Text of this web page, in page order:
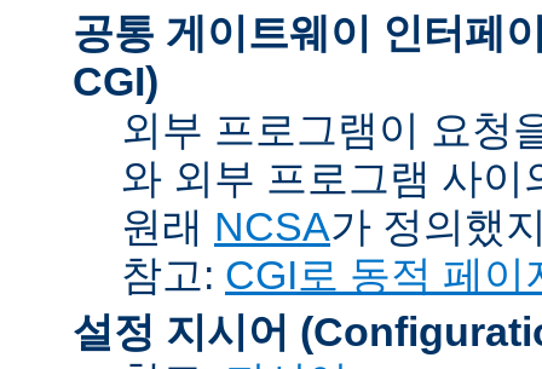
공통 게이트웨이 인터페
CGI)
외부 프로그램이 요청
와 외부 프로그램 사
원래 NCSA가 정의했
참고: CGI로 동적 페이
설정 지시어